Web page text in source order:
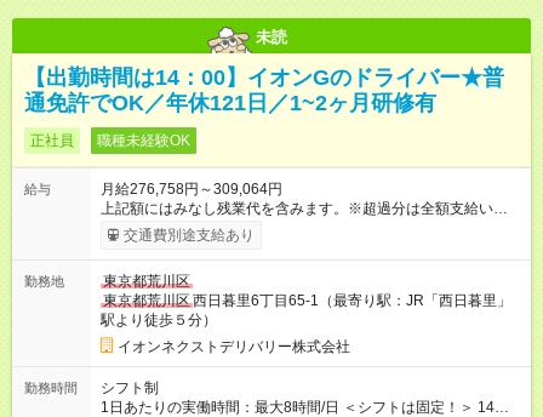
未読
【出勤時間は14：00】イオンGのドライバー★普
通免許でOK／年休121日／1~2ヶ月研修有
正社員 職種未経験OK
給与
月給276,758円～309,064円
上記額にはみなし残業代を含みます。※超過分は全額支給いたし
ます。 みなし残業代 19,758円 ～ 22,064円／月 みなし残業時
間 10時間／月 【試用期間】試用期間あり 試用期間の長さ：3ヶ
用形態：本採用時と同じです。 給与：月給 263,835
円 ～ 269,219円 上記額にはみなし残業代を含みます。※超過分
は全額支給いたします。 みなし残業代 18,835円以上／月 みなし
残業時間 10時間／月 ※研修および試用期間中は給与が上記にな
り、 その他の待遇に変更はございません。 ■本配属後：月給
276,758円～309,064円 ※定額残業代10h分（19,758円～22,064
円)を含む（超過分は別途支給）
交通費別途支給あり
勤務地
東京都荒川区
東京都荒川区西日暮里6丁目65-1（最寄り駅：JR「西日暮里」
駅より徒歩５分）
イオンネクストデリバリー株式会社
勤務時間
シフト制
1日あたりの実働時間：最大8時間/日 ＜シフトは固定！＞ 14：